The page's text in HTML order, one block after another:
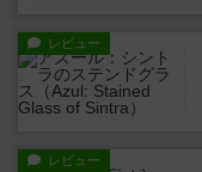
レビュー
レビュー